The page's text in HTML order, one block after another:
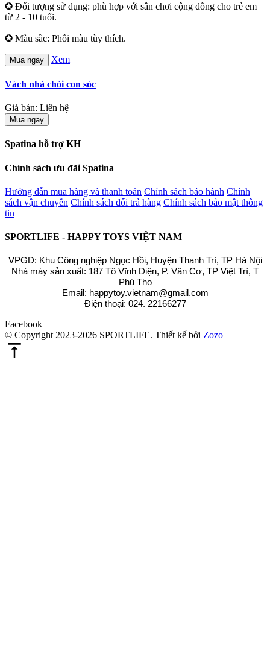
✪ Đối tượng sử dụng: phù hợp với sân chơi cộng đồng cho trẻ em
từ 2 - 10 tuổi.
✪ Màu sắc: Phối màu tùy thích.
Mua ngay Xem
Vách nhà chòi con sóc
Giá bán: Liên hệ
Mua ngay
Spatina hỗ trợ KH
Chính sách ưu đãi Spatina
Hướng dẫn mua hàng và thanh toán Chính sách bảo hành Chính
sách vận chuyển Chính sách đổi trả hàng Chính sách bảo mật thông
tin
SPORTLIFE - HAPPY TOYS VIỆT NAM
VPGD: Khu Công nghiệp Ngọc Hồi, Huyện Thanh Trì, TP Hà Nội
Nhà máy sản xuất: 187 Tô Vĩnh Diện, P. Vân Cơ, TP Việt Trì, T
Phú Thọ
Email: happytoy.vietnam@gmail.com
Điện thoại: 024. 22166277
Facebook
© Copyright 2023-2026 SPORTLIFE. Thiết kế bởi Zozo